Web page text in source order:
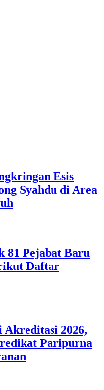
Esis
Syahdu di Area
81 Pejabat Baru
Daftar
Akreditasi 2026,
Paripurna